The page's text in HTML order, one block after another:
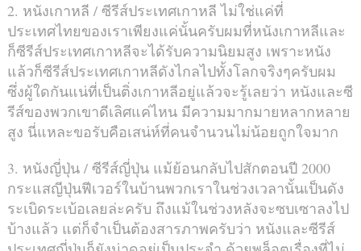
2. หนังเกาหลี / ซีรีส์ประเทศเกาหลี ไม่ใช่แค่ที่
ประเทศไทยของเราเพียงแค่นั้นครับผมที่หนังเกาหลีและ
ก็ซีรีส์ประเทศเกาหลีจะได้รับความนิยมสูง เพราะหนัง
แล้วก็ซีรีส์ประเทศเกาหลีดังไกลไปทั้งโลกจริงๆครับผม
ซึ่งผู้ใดกันแน่ที่เป็นติ่งเกาหลีอยู่แล้วจะรู้เลยว่า หนังและซี
รีส์ของพวกเขาดีเลิศแค่ไหน มีความมากมายหลากหลาย
สูง นี่แหละขอรับคือเสน่ห์ที่คนจำนวนไม่น้อยถูกใจมาก
3. หนังญี่ปุ่น / ซีรีส์ญี่ปุ่น แม้ย้อนกลับไปสักตอนปี 2000
กระแสญีปุ่นฟีเวอร์ในบ้านพวกเราในช่วงเวลานั้นเป็นดัง
ระเบิดระเบ้อเลยล่ะครับ ถึงแม้ในช่วงหลังจะซบเซาลงไป
บ้างแล้ว แต่ก็จำเป็นต้องสารภาพครับว่า หนังและซีรีส์